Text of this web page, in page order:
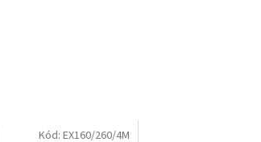
Kód: EX160/260/4M